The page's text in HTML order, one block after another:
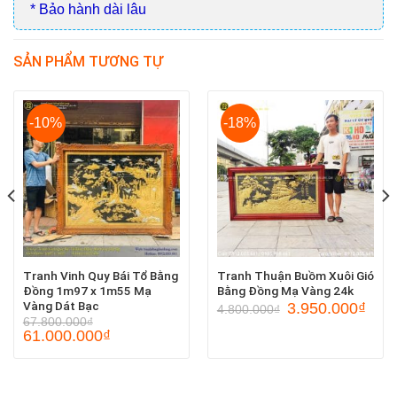
* Bảo hành dài lâu
SẢN PHẨM TƯƠNG TỰ
-10%
Tranh Vinh Quy Bái Tổ Bằng
Đồng 1m97 x 1m55 Mạ
Vàng Dát Bạc
67.800.000₫
61.000.000₫
-18%
Tranh Thuận Buồm Xuôi Gió
Bằng Đồng Mạ Vàng 24k
4.800.000₫ 3.950.000₫